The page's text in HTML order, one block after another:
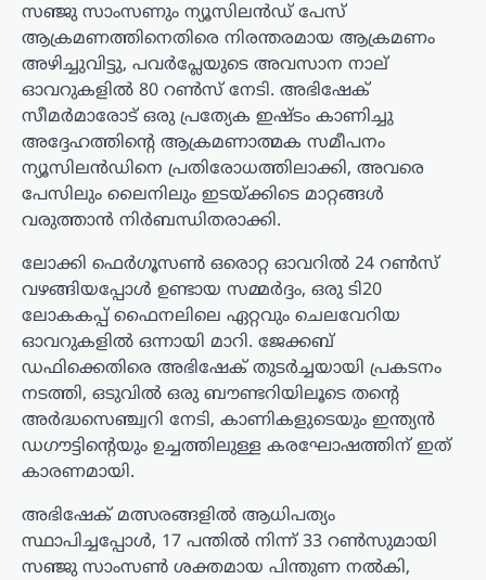
സഞ്ജു സാംസണും ന്യൂസിലൻഡ് പേസ്
ആക്രമണത്തിനെതിരെ നിരന്തരമായ ആക്രമണം
അഴിച്ചുവിട്ടു, പവർപ്ലേയുടെ അവസാന നാല്
ഓവറുകളിൽ 80 റൺസ് നേടി. അഭിഷേക്
സീമർമാരോട് ഒരു പ്രത്യേക ഇഷ്ടം കാണിച്ചു
അദ്ദേഹത്തിന്റെ ആക്രമണാത്മക സമീപനം
ന്യൂസിലൻഡിനെ പ്രതിരോധത്തിലാക്കി, അവരെ
പേസിലും ലൈനിലും ഇടയ്ക്കിടെ മാറ്റങ്ങൾ
വരുത്താൻ നിർബന്ധിതരാക്കി.
ലോക്കി ഫെർഗൂസൺ ഒരൊറ്റ ഓവറിൽ 24 റൺസ്
വഴങ്ങിയപ്പോൾ ഉണ്ടായ സമ്മർദ്ദം, ഒരു ടി20
ലോകകപ്പ് ഫൈനലിലെ ഏറ്റവും ചെലവേറിയ
ഓവറുകളിൽ ഒന്നായി മാറി. ജേക്കബ്
ഡഫിക്കെതിരെ അഭിഷേക് തുടർച്ചയായി പ്രകടനം
നടത്തി, ഒടുവിൽ ഒരു ബൗണ്ടറിയിലൂടെ തന്റെ
അർദ്ധസെഞ്ച്വറി നേടി, കാണികളുടെയും ഇന്ത്യൻ
ഡഗൗട്ടിന്റെയും ഉച്ചത്തിലുള്ള കരഘോഷത്തിന് ഇത്
കാരണമായി.
അഭിഷേക് മത്സരങ്ങളിൽ ആധിപത്യം
സ്ഥാപിച്ചപ്പോൾ, 17 പന്തിൽ നിന്ന് 33 റൺസുമായി
സഞ്ജു സാംസൺ ശക്തമായ പിന്തുണ നൽകി,